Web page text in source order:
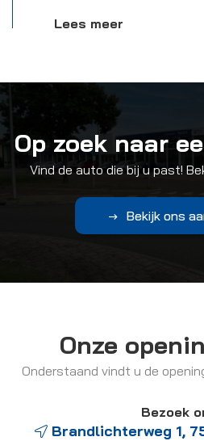
Lees meer
Op zoek naar
Vind de auto die bij u past!
Bekijk ons
Onze
Onderstaand vindt u de
Bezoek
Brandlichterweg 1,